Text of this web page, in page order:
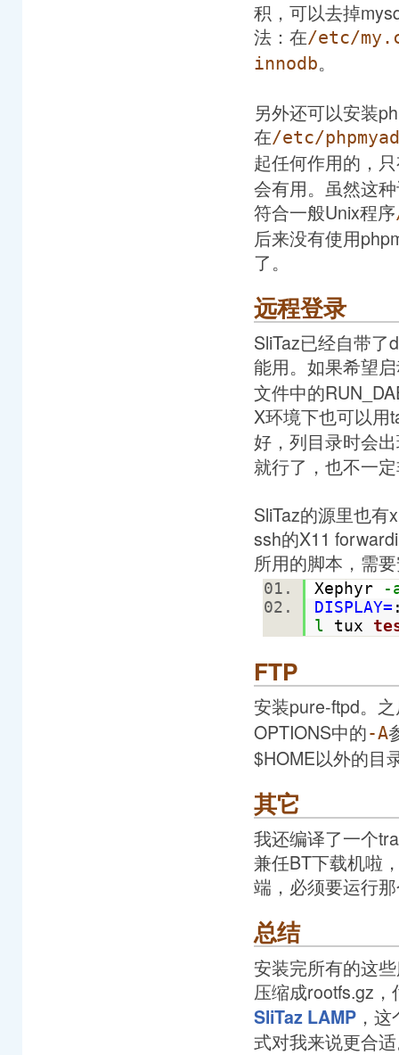
积，可以去掉
法：在/etc/
innodb。
另外还可以安装
在/etc/
起任何作用的，
会有用。虽然这
符合一般Unix程序
后来没有使用
了。
远程登录
SliTaz已经自带
能用。如果希望
文件中的
X环境下也可以用
好，列目录时会
就行了，也不一
SliTaz的源里也
ssh的X11
所用的脚本，需
Xephyr -
DISPLAY=
l tux
FTP
安装pure-ftpd。
OPTIONS中的-A
$HOME以外的目
其它
我还编译了一个
兼任BT下载机啦
端，必须要运行
总结
安装完所有的这
压缩成rootfs.gz
SliTaz LAMP，这
式对我来说更合